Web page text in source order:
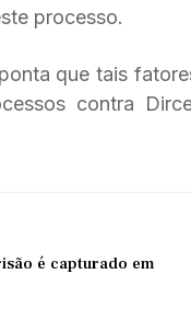
processo.
que tais
contra
é capturado em